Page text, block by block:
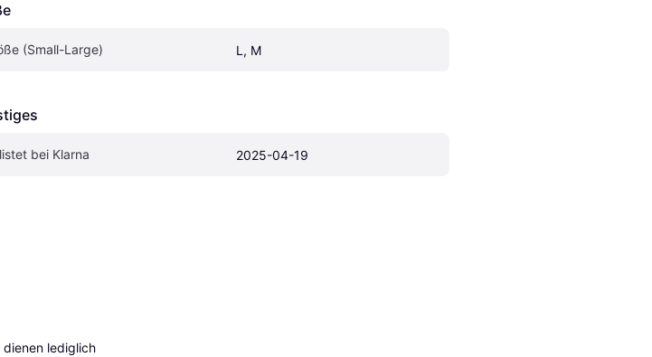
(Small-Large) L, M
bei Klarna 2025-04-19
lediglich